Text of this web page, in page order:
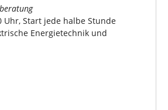
Uhr, Start jede halbe Stunde
Energietechnik und